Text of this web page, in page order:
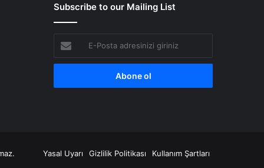
Subscribe to our Mailing List
Posta
adresinizi
Yasal Uyarı Gizlilik Politikası Kullanım Şartları